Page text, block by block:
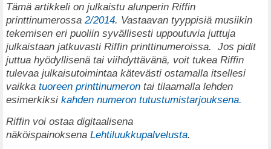
Tämä artikkeli on julkaistu alunperin Riffin
printtinumerossa 2/2014. Vastaavan tyyppisiä musiikin
tekemisen eri puoliin syvällisesti uppoutuvia juttuja
julkaistaan jatkuvasti Riffin printtinumeroissa. Jos pidit
juttua hyödyllisenä tai viihdyttävänä, voit tukea Riffin
tulevaa julkaisutoimintaa kätevästi ostamalla itsellesi
vaikka tuoreen printtinumeron tai tilaamalla lehden
esimerkiksi kahden numeron tutustumistarjouksena.
Riffin voi ostaa digitaalisena
näköispainoksena Lehtiluukkupalvelusta.